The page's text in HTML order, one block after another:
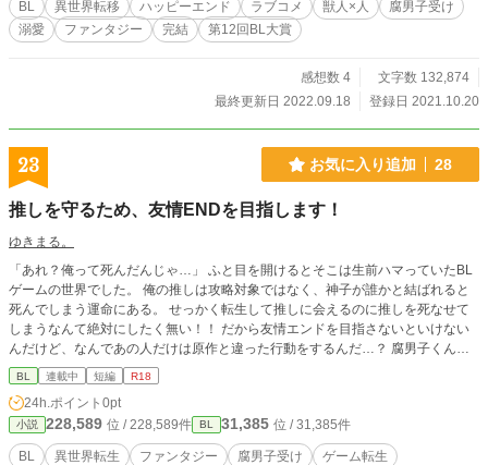
BL 異世界転移 ハッピーエンド ラブコメ 獣人×人
腐男子受け
溺愛
ファンタジー 完結 第12回BL大賞
感想数 4
文字数 132,874
最終更新日 2022.09.18
登録日 2021.10.20
23 お気に入り追加 28
推しを守るため、友情ENDを目指します！
ゆきまる。
「あれ？俺って死んだんじゃ…」 ふと目を開けるとそこは生前ハマっていたBL
ゲームの世界でした。 俺の推しは攻略対象ではなく、神子が誰かと結ばれると
死んでしまう運命にある。 せっかく転生して推しに会えるのに推しを死なせて
しまうなんて絶対にしたく無い！！ だから友情エンドを目指さないといけない
んだけど、なんであの人だけは原作と違った行動をするんだ…？ 腐男子くんが
前世でプレイしていたBLゲームの世界に転生して推しを守る為に頑張るお話。
※R18は今の所未定ですが保険としてつけておきます。
BL 連載中 短編 R18
24h.ポイント 0pt
小説 228,589 位 / 228,589件 BL 31,385 位 / 31,385件
BL 異世界転生 ファンタジー 腐男子受け ゲーム転生